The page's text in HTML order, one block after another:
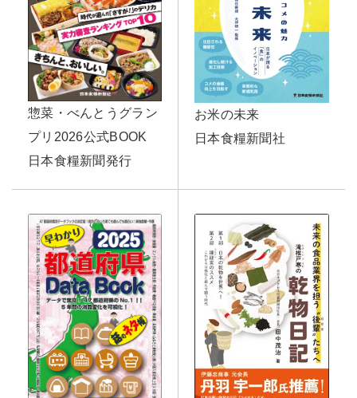
惣菜・べんとうグラン
プリ2026公式BOOK
日本食糧新聞発行
お米の未来
日本食糧新聞社